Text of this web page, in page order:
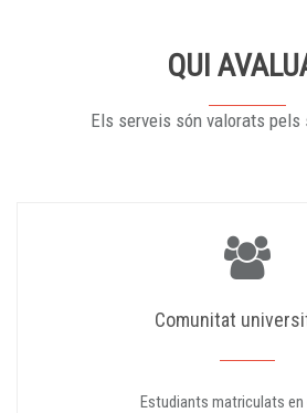
QUI
Els serveis són valorats pels
Comunitat
Estudiants matriculats en